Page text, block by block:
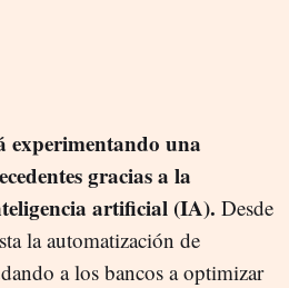
experimentando una
gracias a la
artificial (IA). Desde
la automatización de
a los bancos a optimizar